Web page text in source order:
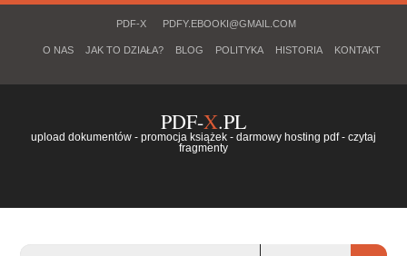
PDF-X PDFY.EBOOKI@GMAIL.COM
O NAS JAK TO DZIAŁA? BLOG POLITYKA HISTORIA KONTAKT
PDF-X.PL
upload dokumentów - promocja książek - darmowy hosting pdf - czytaj
fragmenty